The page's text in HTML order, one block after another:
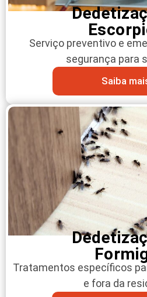
Serviço preventivo e
segurança para
Saiba
Tratamentos específicos
e fora da